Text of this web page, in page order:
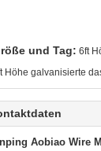
und Tag: 6ft
Höhe galvanisierte
Aobiao Wire